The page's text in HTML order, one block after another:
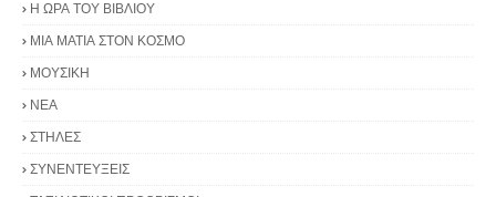
Η ΩΡΑ ΤΟΥ ΒΙΒΛΙΟΥ
ΜΙΑ ΜΑΤΙΑ ΣΤΟΝ ΚΟΣΜΟ
ΜΟΥΣΙΚΗ
ΝΕΑ
ΣΤΗΛΕΣ
ΣΥΝΕΝΤΕΥΞΕΙΣ